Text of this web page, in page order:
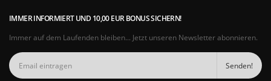
IMMER INFORMIERT UND 10,00 EUR BONUS SICHERN!
Immer auf dem Laufenden bleiben... Jetzt unseren Newsletter abonnieren.